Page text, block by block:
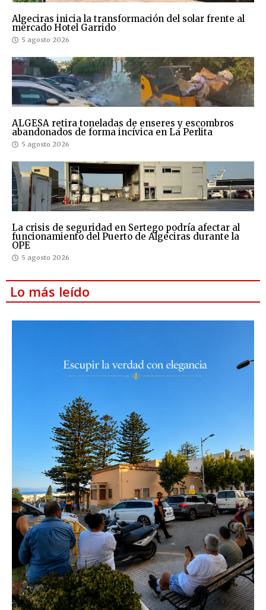
Algeciras inicia la transformación del solar frente al
mercado Hotel Garrido
5 agosto 2026
ALGESA retira toneladas de enseres y escombros
abandonados de forma incívica en La Perlita
5 agosto 2026
La crisis de seguridad en Sertego podría afectar al
funcionamiento del Puerto de Algeciras durante la
OPE
5 agosto 2026
Lo más leído